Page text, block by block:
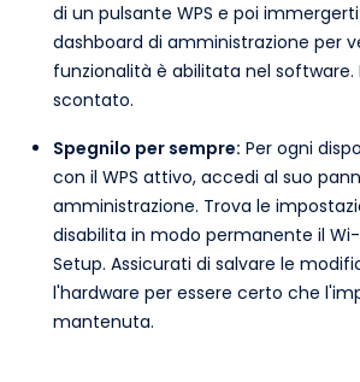
di un pulsante WPS e poi
dashboard di amministrazione per
funzionalità è abilitata nel software.
scontato.
Spegnilo per sempre: Per ogni
con il WPS attivo, accedi al suo
amministrazione. Trova le
disabilita in modo permanente il
Setup. Assicurati di salvare le
l'hardware per essere certo che
mantenuta.